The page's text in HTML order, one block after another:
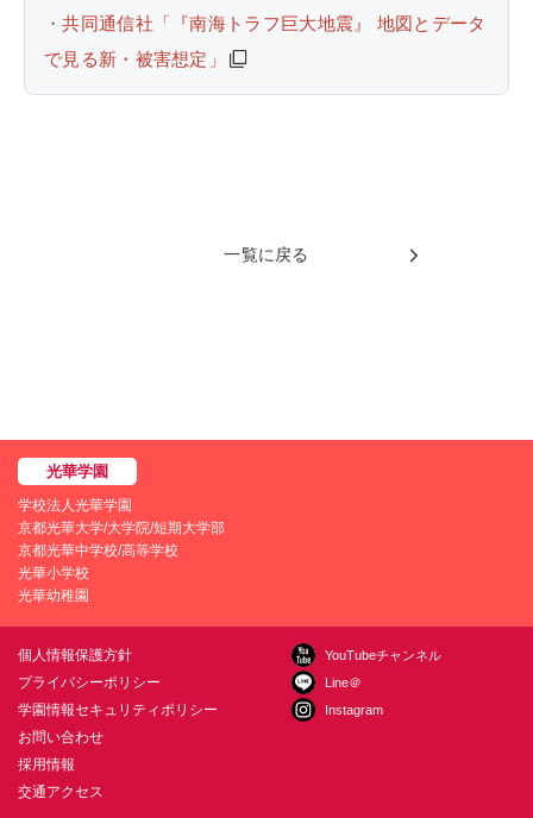
・共同通信社「『南海トラフ巨大地震』 地図とデータ
で見る新・被害想定」
一覧に戻る
学校法人光華学園
京都光華大学/大学院/短期大学部
京都光華中学校/高等学校
光華小学校
光華幼稚園
個人情報保護方針
プライバシーポリシー
学園情報セキュリティポリシー
お問い合わせ
採用情報
交通アクセス
YouTubeチャンネル
Line＠
Instagram